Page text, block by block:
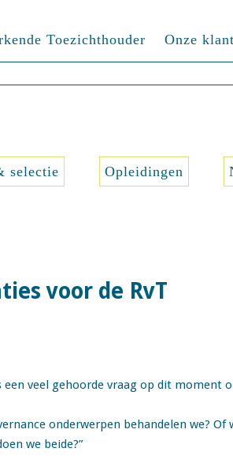
Toezichthouder Onze
selectie Opleidingen
voor de RvT
een veel gehoorde vraag op dit moment
onderwerpen behandelen we?
we beide?”